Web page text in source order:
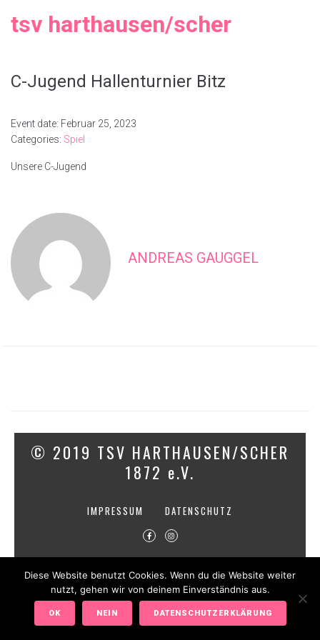
tsv harthausen/scher
C-Jugend Hallenturnier Bitz
Event date: Februar 25, 2023
Categories: Spiel
Unsere C-Jugend
ANDREAS GAUGGEL
© 2019 TSV HARTHAUSEN/SCHER
1872 e.V.
IMPRESSUM DATENSCHUTZ
Diese Website benutzt Cookies. Wenn du die Website weiter
nutzt, gehen wir von deinem Einverständnis aus.
OK NEIN DATENSCHUTZERKLÄRUNG